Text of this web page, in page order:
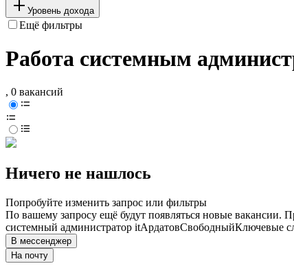
Уровень дохода
Ещё фильтры
Работа системным
, 0 вакансий
Ничего не нашлось
Попробуйте изменить запрос или фильтры
По вашему запросу ещё будут появляться новые вакансии.
системный администратор itАрдатовСвободныйКлючевые
В мессенджер
На почту